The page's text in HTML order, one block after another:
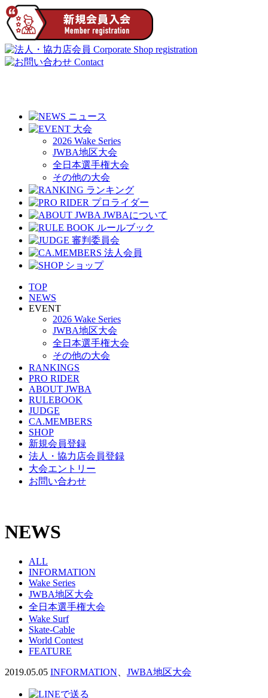
2026 Wake Series
JWBA地区大会
全日本選手権大会
その他の大会
TOP
NEWS
EVENT
2026 Wake Series
JWBA地区大会
全日本選手権大会
その他の大会
RANKINGS
PRO RIDER
ABOUT JWBA
RULEBOOK
JUDGE
CA.MEMBERS
SHOP
新規会員登録
法人・協力店会員登録
大会エントリー
お問い合わせ
NEWS
ALL
INFORMATION
Wake Series
JWBA地区大会
全日本選手権大会
Wake Surf
Skate-Cable
World Contest
FEATURE
2019.05.05 INFORMATION JWBA地区大会